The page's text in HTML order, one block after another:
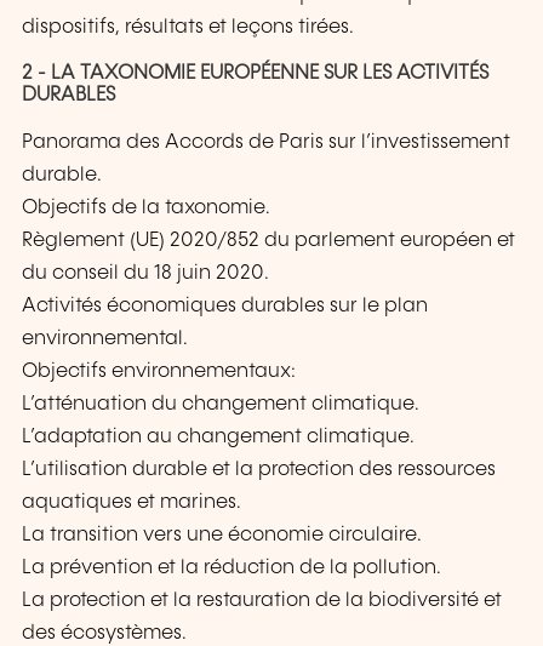
dispositifs, résultats et leçons tirées.
2 - LA TAXONOMIE EUROPÉENNE SUR LES ACTIVITÉS
DURABLES
Panorama des Accords de Paris sur l’investissement
durable.
Objectifs de la taxonomie.
Règlement (UE) 2020/852 du parlement européen et
du conseil du 18 juin 2020.
Activités économiques durables sur le plan
environnemental.
Objectifs environnementaux:
L’atténuation du changement climatique.
L’adaptation au changement climatique.
L’utilisation durable et la protection des ressources
aquatiques et marines.
La transition vers une économie circulaire.
La prévention et la réduction de la pollution.
La protection et la restauration de la biodiversité et
des écosystèmes.